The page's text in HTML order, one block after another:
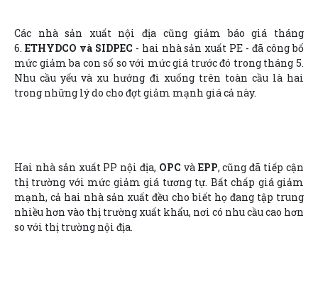
Các nhà sản xuất nội địa cũng giảm báo giá tháng
6. ETHYDCO và SIDPEC - hai nhà sản xuất PE - đã công bố
mức giảm ba con số so với mức giá trước đó trong tháng 5.
Nhu cầu yếu và xu hướng đi xuống trên toàn cầu là hai
trong những lý do cho đợt giảm mạnh giá cả này.
Hai nhà sản xuất PP nội địa, OPC và EPP, cũng đã tiếp cận
thị trường với mức giảm giá tương tự. Bất chấp giá giảm
mạnh, cả hai nhà sản xuất đều cho biết họ đang tập trung
nhiều hơn vào thị trường xuất khẩu, nơi có nhu cầu cao hơn
so với thị trường nội địa.